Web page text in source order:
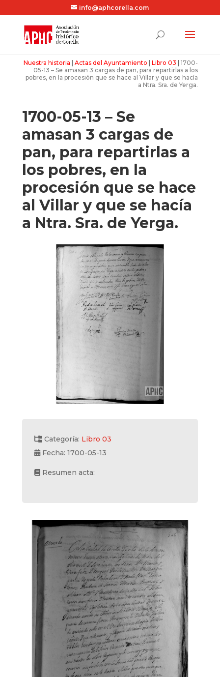
info@aphcorella.com
Nuestra historia |Actas del Ayuntamiento |Libro 03 |1700-
05-13 – Se amasan 3 cargas de pan, para repartirlas a los
pobres, en la procesión que se hace al Villar y que se hacía
a Ntra. Sra. de Yerga.
1700-05-13 – Se
amasan 3 cargas de
pan, para repartirlas a
los pobres, en la
procesión que se hace
al Villar y que se hacía
a Ntra. Sra. de Yerga.
Categoría: Libro 03
Fecha: 1700-05-13
Resumen acta: